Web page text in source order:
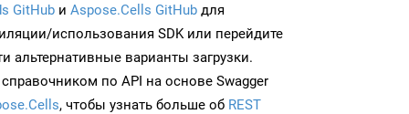
GitHub и Aspose.Cells GitHub для
использования SDK или перейдите
альтернативные варианты загрузки.
по API на основе Swagger
, чтобы узнать больше об REST